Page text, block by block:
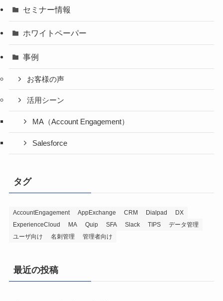
セミナー情報
ホワイトペーパー
事例
お客様の声
活用シーン
MA（Account Engagement）
Salesforce
タグ
AccountEngagement AppExchange CRM Dialpad
DX
ExperienceCloud
MA Quip SFA Slack TIPS
データ管理
ユーザ向け
名刺管理 管理者向け
最近の投稿